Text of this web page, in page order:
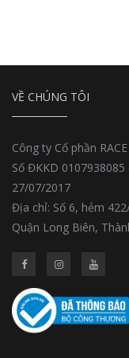
VỀ CHÚNG TÔI
Công ty Cổ phần
Số ĐKKD
27/07/2017
Địa chỉ: Số 6, hẻm
Quận Long Biên,